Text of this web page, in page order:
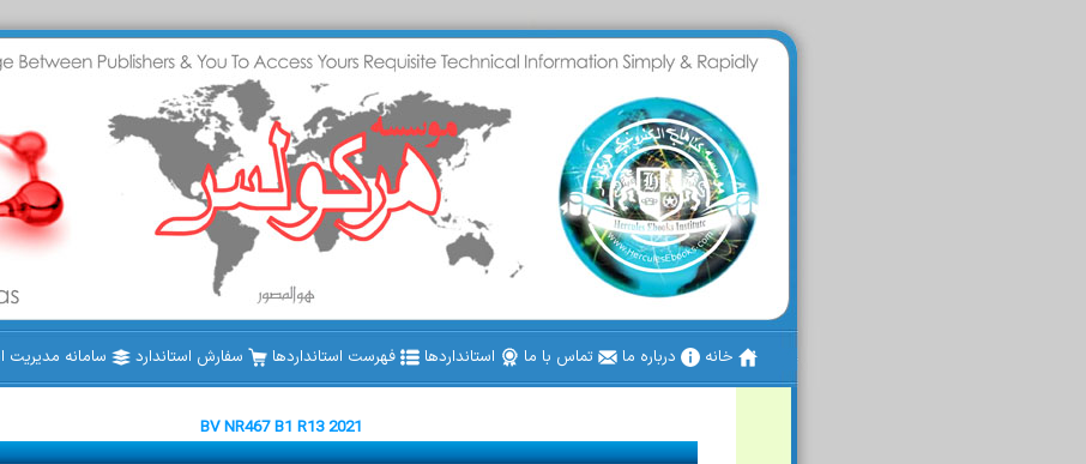
خانه درباره ما تماس با ما استانداردها فهرست استانداردها سفارش استاندارد سامانه مدیریت
BV NR467 B1 R13 2021